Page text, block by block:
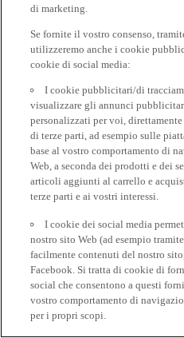
di marketing.
Se fornite il vostro consenso,
utilizzeremo anche i cookie
cookie di social media:
I cookie pubblicitari/di
visualizzare gli annunci
personalizzati per voi,
di terze parti, ad esempio sulle
base al vostro comportamento di
Web, a seconda dei prodotti e dei
articoli aggiunti al carrello e
terze parti e ai vostri interessi.
I cookie dei social media
nostro sito Web (ad esempio
facilmente contenuti del nostro
Facebook. Si tratta di cookie di
social che consentono a questi
vostro comportamento di
per i propri scopi.